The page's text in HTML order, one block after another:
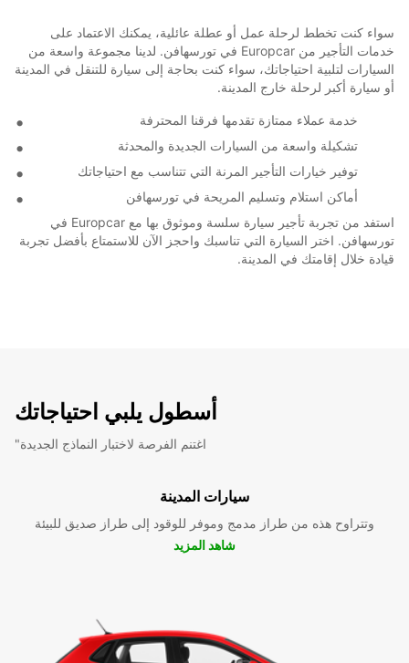
سواء كنت تخطط لرحلة عمل أو عطلة عائلية، يمكنك الاعتماد على
خدمات التأجير من Europcar في تورسهافن. لدينا مجموعة واسعة من
السيارات لتلبية احتياجاتك، سواء كنت بحاجة إلى سيارة للتنقل في المدينة
أو سيارة أكبر لرحلة خارج المدينة.
خدمة عملاء ممتازة تقدمها فرقنا المحترفة
تشكيلة واسعة من السيارات الجديدة والمحدثة
توفير خيارات التأجير المرنة التي تتناسب مع احتياجاتك
أماكن استلام وتسليم المريحة في تورسهافن
استفد من تجربة تأجير سيارة سلسة وموثوق بها مع Europcar في
تورسهافن. اختر السيارة التي تناسبك واحجز الآن للاستمتاع بأفضل تجربة
قيادة خلال إقامتك في المدينة.
أسطول يلبي احتياجاتك
"اغتنم الفرصة لاختبار النماذج الجديدة
سيارات المدينة
وتتراوح هذه من طراز مدمج وموفر للوقود إلى طراز صديق للبيئة
شاهد المزيد